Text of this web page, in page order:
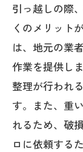
引っ越しの際
くのメリット
は、地元の業
作業を提供し
整理が行われ
す。また、重
れるため、破
ロに依頼する